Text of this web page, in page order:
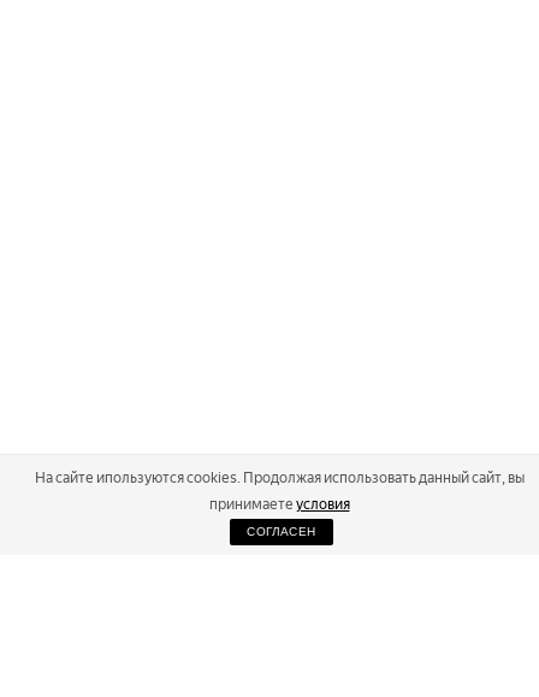
2026
На сайте ипользуются cookies. Продолжая использовать данный сайт, вы
принимаете условия
СОГЛАСЕН